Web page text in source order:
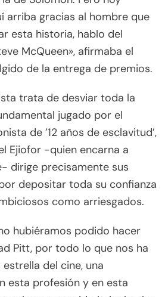
arriba gracias al hombre que
esta historia, hablo del
McQueen», afirmaba el
de la entrega de premios.
trata de desviar toda la
jugado por el
de ’12 años de esclavitud’,
Ejiofor -quien encarna a
dirige precisamente sus
depositar toda su confianza
como arriesgados.
hubiéramos podido hacer
Pitt, por todo lo que nos ha
del cine, una
esta profesión y en esta